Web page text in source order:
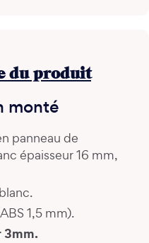
du produit
monté
panneau de
épaisseur 16 mm,
1,5 mm).
3mm.